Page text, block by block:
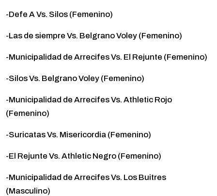
-Defe A Vs. Silos (Femenino)
-Las de siempre Vs. Belgrano Voley (Femenino)
-Municipalidad de Arrecifes Vs. El Rejunte (Femenino)
-Silos Vs. Belgrano Voley (Femenino)
-Municipalidad de Arrecifes Vs. Athletic Rojo
(Femenino)
-Suricatas Vs. Misericordia (Femenino)
-El Rejunte Vs. Athletic Negro (Femenino)
-Municipalidad de Arrecifes Vs. Los Buitres
(Masculino)